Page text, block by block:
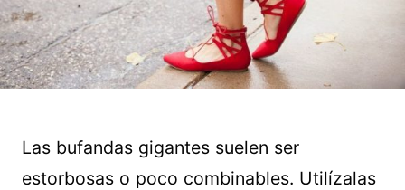
Las bufandas gigantes suelen ser
estorbosas o poco combinables. Utilízalas